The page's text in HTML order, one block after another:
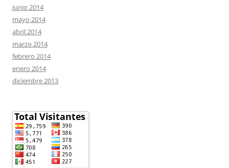
junio 2014
mayo 2014
abril 2014
marzo 2014
febrero 2014
enero 2014
diciembre 2013